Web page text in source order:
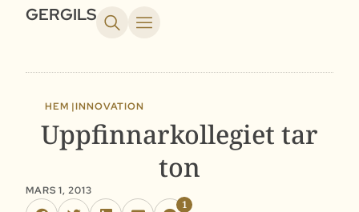
GERGILS
HEM |INNOVATION
Uppfinnarkollegiet tar
ton
MARS 1, 2013
1